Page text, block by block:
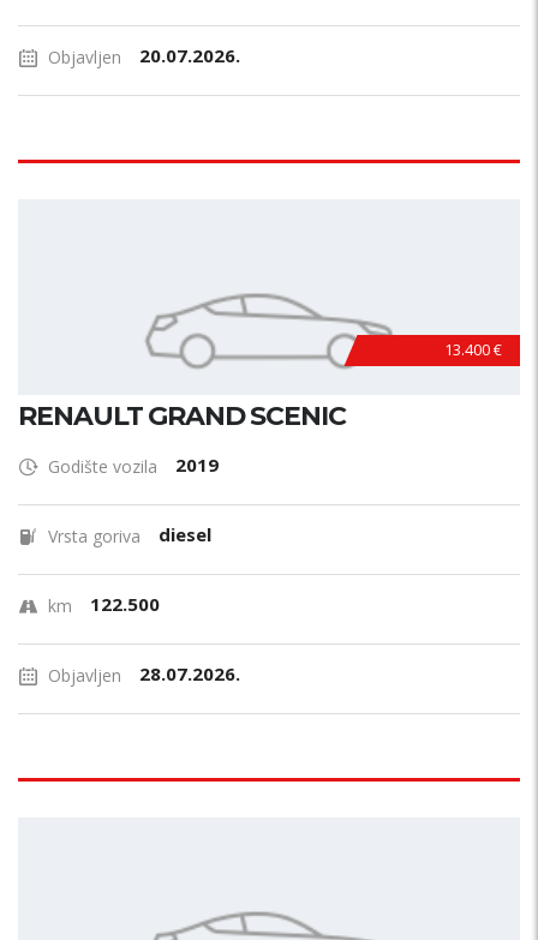
Objavljen 20.07.2026.
13.400 €
RENAULT GRAND SCENIC
Godište vozila 2019
Vrsta goriva diesel
km 122.500
Objavljen 28.07.2026.